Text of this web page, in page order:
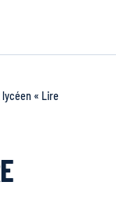
lycéen « Lire